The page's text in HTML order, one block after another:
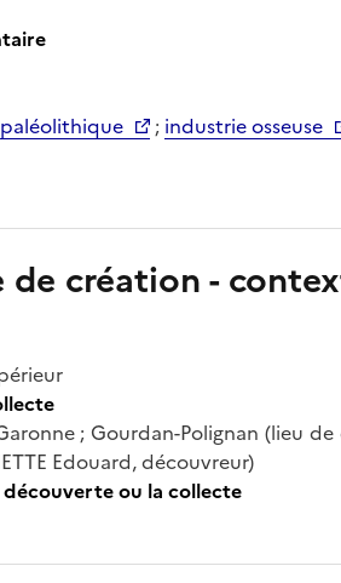
paléolithique ; industrie osseuse
de création -
; Gourdan-Polignan (lieu
Edouard, découvreur)
découverte ou la collecte